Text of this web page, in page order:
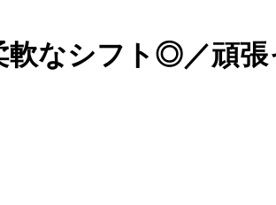
軟なシフト◎／頑